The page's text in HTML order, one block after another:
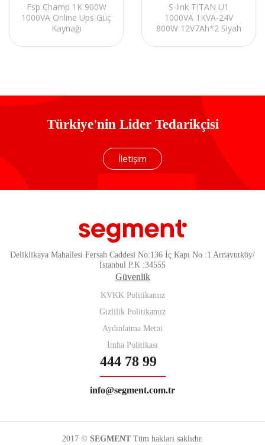
Fsp Champ 1K 900W
1000VA Online Ups Güç
Kaynağı
S-link TITAN U1
1000VA 1KVA-24V
800W 12V7Ah*2 Siyah
Kesintisiz UPS Güç
Türkiye'nin Lider Tedarikçisi
İletişim
Deliklikaya Mahallesi Fersah Caddesi No:136 İç Kapı No :1 Arnavutköy/
İstanbul P.K :34555
Güvenlik
KVKK Politikamız
Gizlilik Politikamız
Aydınlatma Metni
İmha Politikası
444 78 99
info@segment.com.tr
2017 © SEGMENTTüm hakları saklıdır.